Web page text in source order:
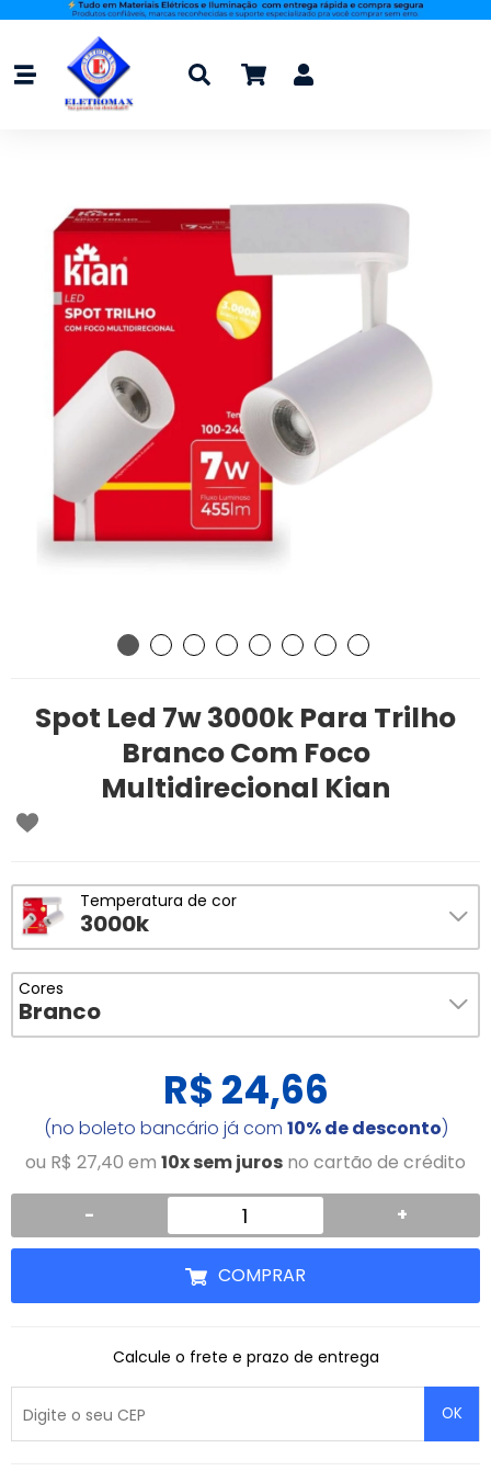
Spot Led 7w 3000k Para Trilho
Branco Com Foco
Multidirecional Kian
Temperatura de cor
3000k
Cores
Branco
R$ 24,66
(no boleto bancário já com 10% de desconto)
ou R$ 27,40 em 10x sem juros no cartão de crédito
- +
COMPRAR
Calcule o frete e prazo de entrega
OK